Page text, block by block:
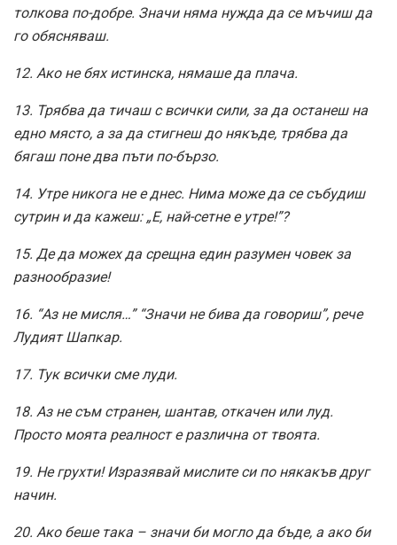
толкова по-добре. Значи няма нужда да се мъчиш да
го обясняваш.
12. Ако не бях истинска, нямаше да плача.
13. Трябва да тичаш с всички сили, за да останеш на
едно място, а за да стигнеш до някъде, трябва да
бягаш поне два пъти по-бързо.
14. Утре никога не е днес. Нима може да се събудиш
сутрин и да кажеш: „Е, най-сетне е утре!”?
15. Де да можех да срещна един разумен човек за
разнообразие!
16. “Аз не мисля…” “Значи не бива да говориш”, рече
Лудият Шапкар.
17. Тук всички сме луди.
18. Аз не съм странен, шантав, откачен или луд.
Просто моята реалност е различна от твоята.
19. Не грухти! Изразявай мислите си по някакъв друг
начин.
20. Ако беше така – значи би могло да бъде, а ако би